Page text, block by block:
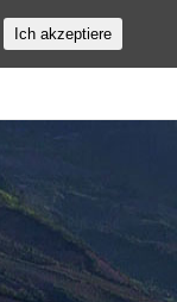
Ich akzeptiere